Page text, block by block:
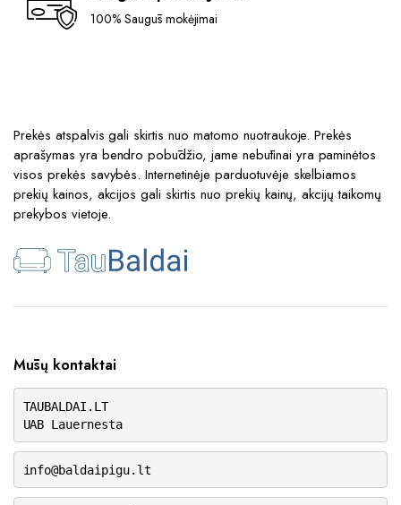
100% Saugūs mokėjimai
Prekės atspalvis gali skirtis nuo matomo nuotraukoje. Prekės
aprašymas yra bendro pobūdžio, jame nebūtinai yra paminėtos
visos prekės savybės. Internetinėje parduotuvėje skelbiamos
prekių kainos, akcijos gali skirtis nuo prekių kainų, akcijų taikomų
prekybos vietoje.
Mūsų kontaktai
TAUBALDAI.LT
UAB Lauernesta
info@baldaipigu.lt